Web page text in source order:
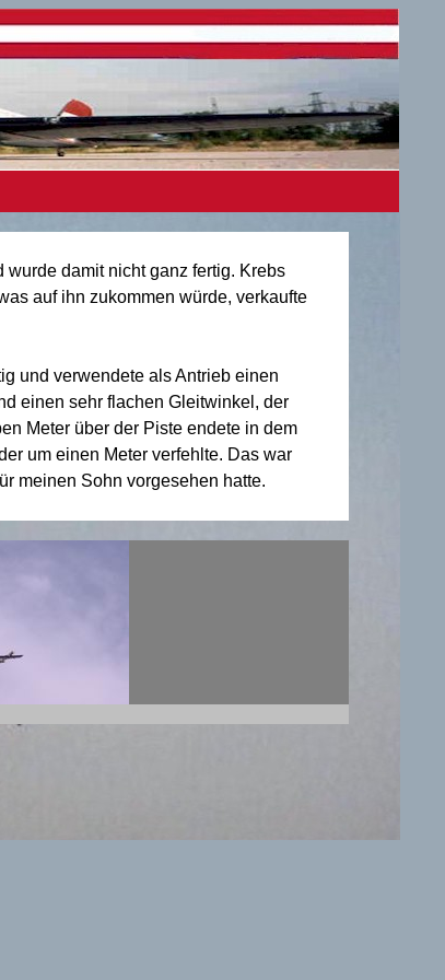
damit nicht ganz fertig. Krebs
auf ihn zukommen würde, verkaufte
und verwendete als Antrieb einen
einen sehr flachen Gleitwinkel, der
Meter über der Piste endete in dem
um einen Meter verfehlte. Das war
meinen Sohn vorgesehen hatte.